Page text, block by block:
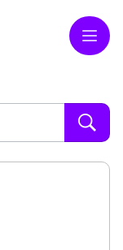
Meny
Søk